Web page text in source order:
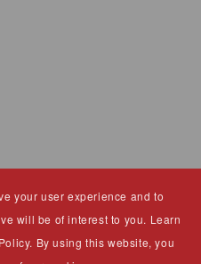
your user experience and to
will be of interest to you. Learn
By using this website, you